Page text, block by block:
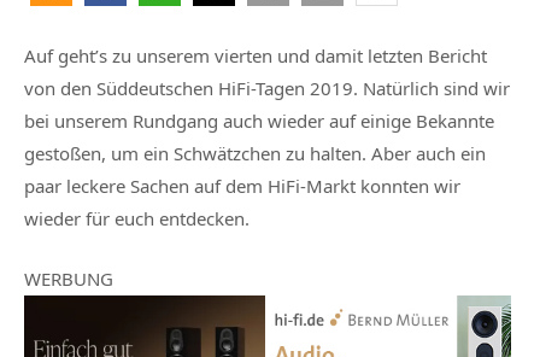
Auf geht’s zu unserem vierten und damit letzten Bericht
von den Süddeutschen HiFi-Tagen 2019. Natürlich sind wir
bei unserem Rundgang auch wieder auf einige Bekannte
gestoßen, um ein Schwätzchen zu halten. Aber auch ein
paar leckere Sachen auf dem HiFi-Markt konnten wir
wieder für euch entdecken.
WERBUNG